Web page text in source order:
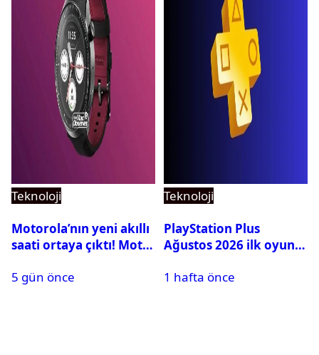
Teknoloji
Motorola’nın yeni akıllı
saati ortaya çıktı! Moto
görüntülendi
5 gün önce
Teknoloji
PlayStation Plus
Ağustos 2026 ilk oyunu
1 hafta önce